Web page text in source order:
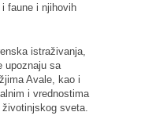
faune i njihovih
istraživanja,
upoznaju sa
Avale, kao i
i vrednostima
sveta.